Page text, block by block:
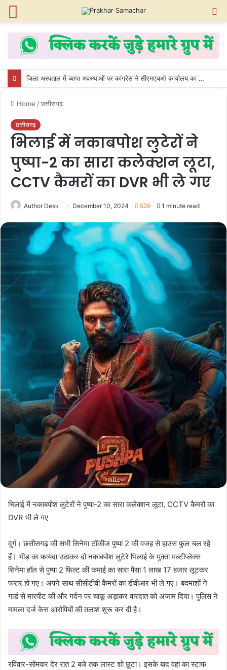
जिला अस्पताल में व्याप्त अवस्थाओं पर कांग्रेस ने सीएमएचओ कार्यालय का किया घेराव
Home /छत्तीसगढ़
छत्तीसगढ़
भिलाई में नकाबपोश लुटेरों ने
पुष्पा-2 का सारा कलेक्शन लूटा,
CCTV कैमरों का DVR भी ले गए
Author Desk December 10, 2024 529 1 minute read
भिलाई में नकाबपोश लुटेरों ने पुष्पा-2 का सारा कलेक्शन लूटा, CCTV कैमरों का
DVR भी ले गए
दुर्ग। छत्तीसगढ़ की सभी सिनेमा टॉकीज पुष्पा 2 की वजह से हाउस फुल चल रहे
हैं। भीड़ का फायदा उठाकर दो नकाबपोश लुटेरे भिलाई के मुक्ता मल्टीप्लेक्स
सिनेमा हॉल से पुष्पा 2 फिल्ट की कमाई का सारा पैसा 1 लाख 17 हजार लूटकर
फरार हो गए। अपने साथ सीसीटीवी कैमरों का डीवीआर भी ले गए। बदमाशों ने
गार्ड से मारपीट की और गर्दन पर चाकू अड़ाकर वारदात को अंजाम दिया। पुलिस ने
मामला दर्ज केस आरोपियों की तलाश शुरू कर दी है।
रविवार-सोमवार देर रात 2 बजे तक लास्ट शो छूटा। इसके बाद वहां का स्टाफ